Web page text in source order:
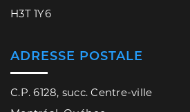
H3T 1Y6
ADRESSE POSTALE
C.P. 6128, succ. Centre-ville